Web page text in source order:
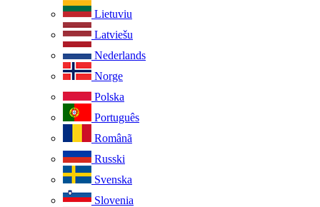
Lietuviu
Latviešu
Nederlands
Norge
Polska
Português
Românã
Russki
Svenska
Slovenia